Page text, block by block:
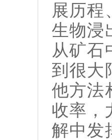
展历程
生物浸
从矿石
到很大
他方法
收率，
解中发